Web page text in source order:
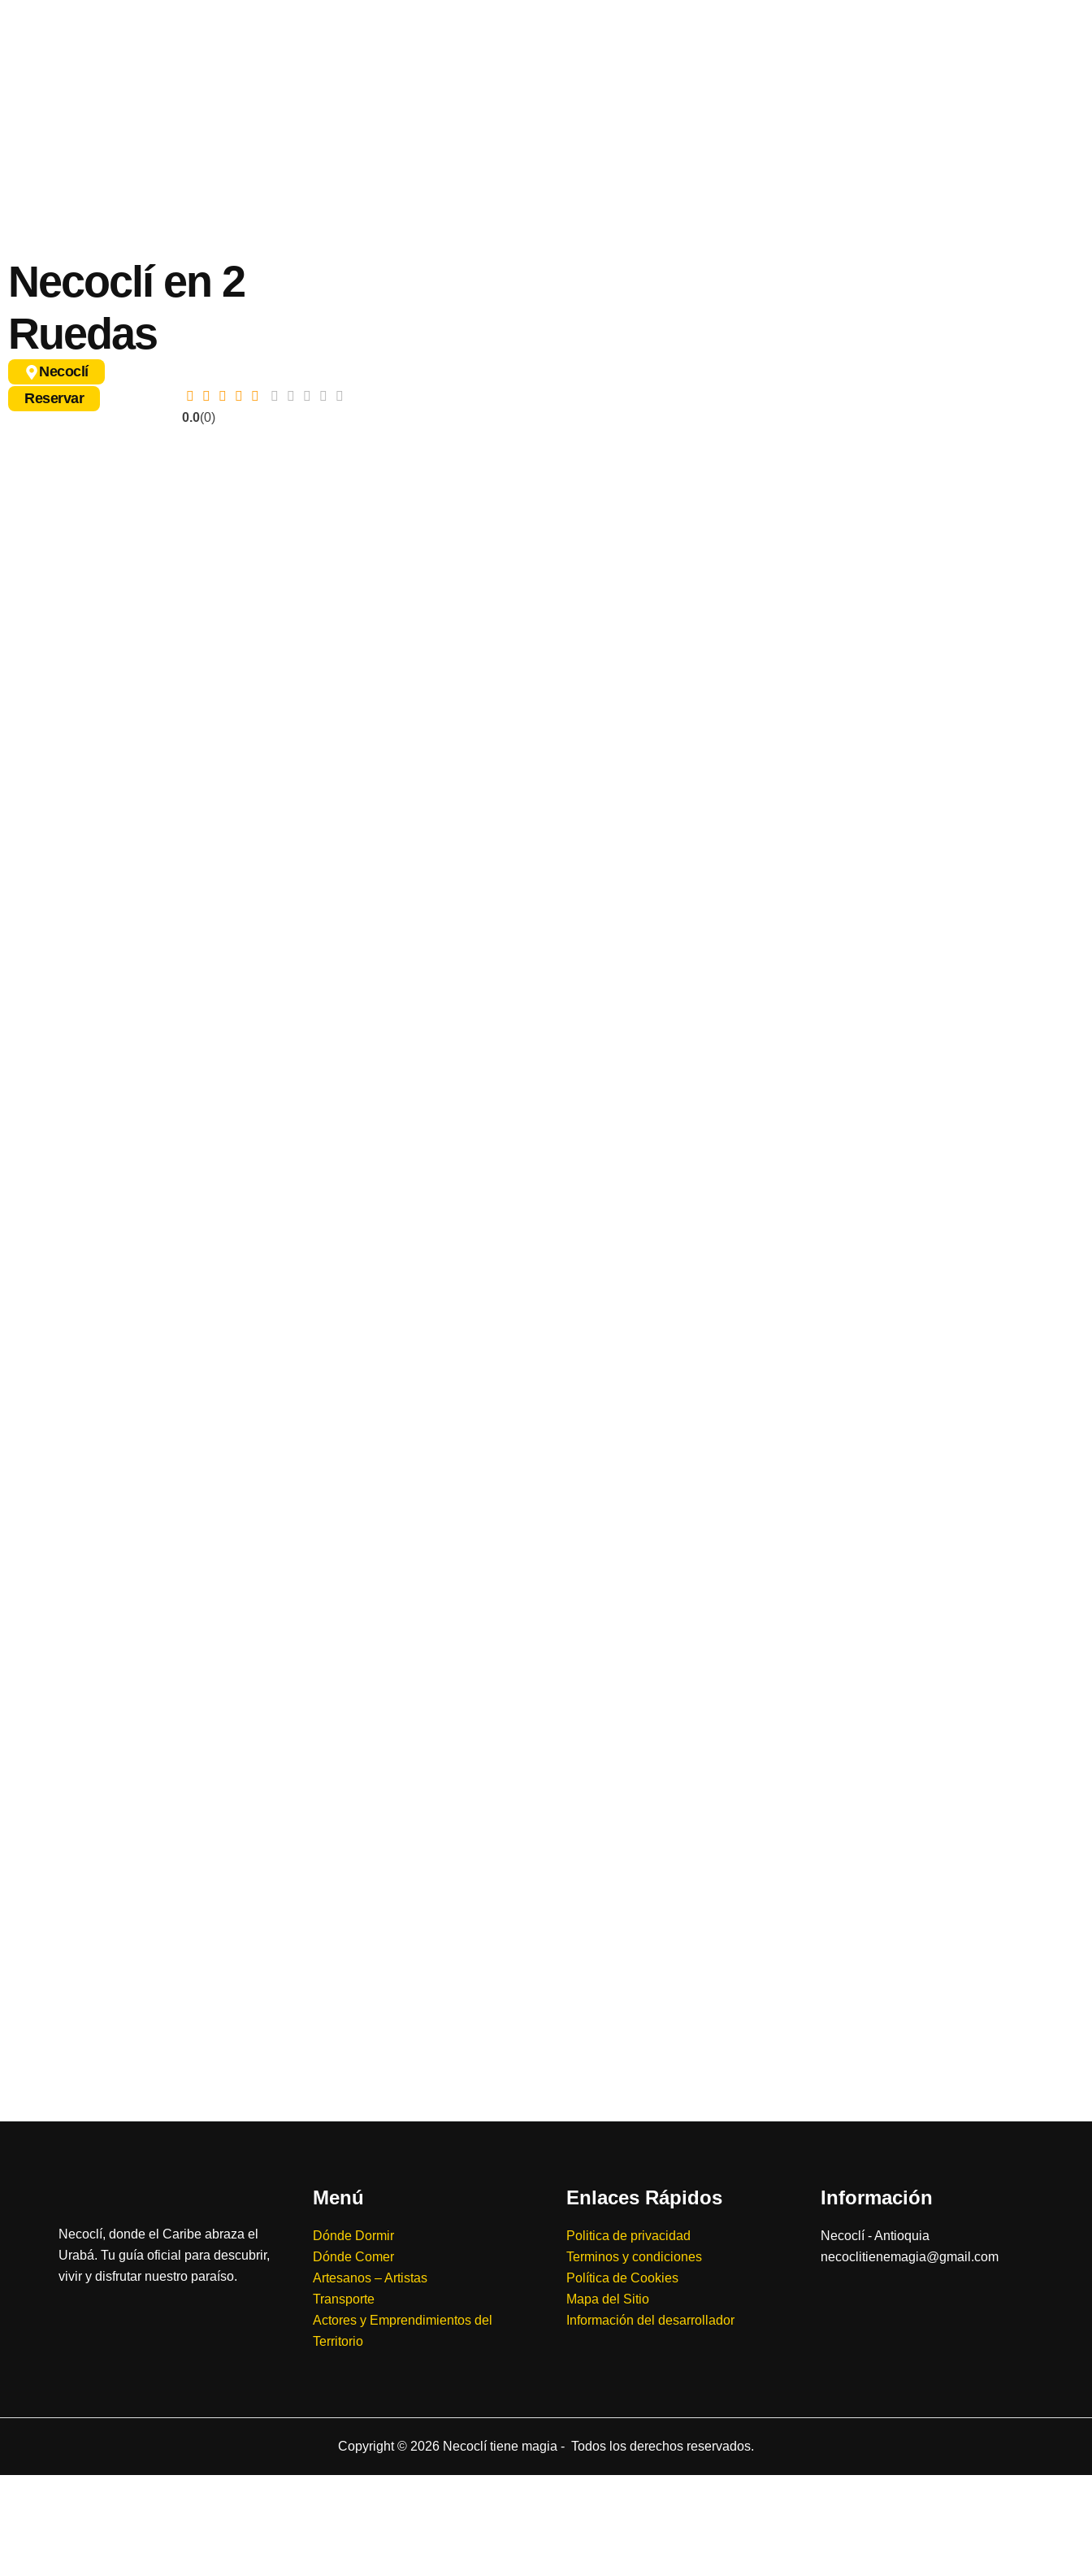
Necoclí en 2
Ruedas
Necoclí
Reservar
0.0(0)
Necoclí, donde el Caribe abraza el
Urabá. Tu guía oficial para descubrir,
vivir y disfrutar nuestro paraíso.
Menú
Dónde Dormir
Dónde Comer
Artesanos – Artistas
Transporte
Actores y Emprendimientos del
Territorio
Enlaces Rápidos
Politica de privacidad
Terminos y condiciones
Política de Cookies
Mapa del Sitio
Información del desarrollador
Información
Necoclí - Antioquia
necoclitienemagia@gmail.com
Copyright © 2026 Necoclí tiene magia - Todos los derechos reservados.